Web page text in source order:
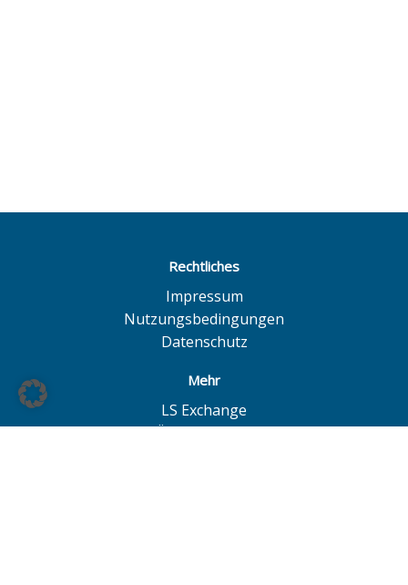
Rechtliches
Impressum
Nutzungsbedingungen
Datenschutz
Mehr
LS Exchange
BÖAG Börsen AG